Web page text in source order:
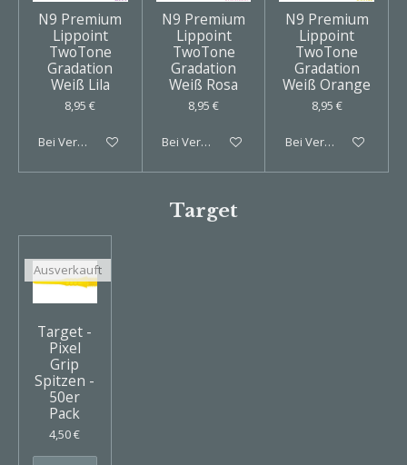
N9 Premium
Lippoint
TwoTone
Gradation
Weiß Lila
8,95 €
Bei Verfügbarkeit benachrichtigen
N9 Premium
Lippoint
TwoTone
Gradation
Weiß Rosa
8,95 €
Bei Verfügbarkeit benachrichtigen
N9 Premium
Lippoint
TwoTone
Gradation
Weiß Orange
8,95 €
Bei Verfügbarkeit
Target
Ausverkauft
Target -
Pixel
Grip
Spitzen -
50er
Pack
4,50 €